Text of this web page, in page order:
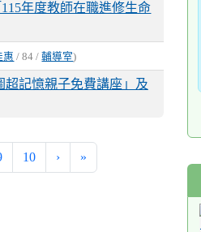
年度教師在職進修生命
惠 / 84 /輔導室)
超記憶親子免費講座」及
10 › »